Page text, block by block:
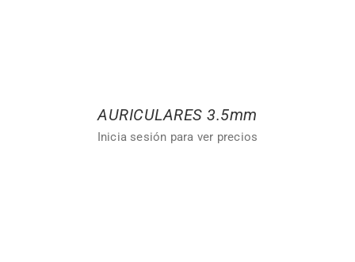
AURICULARES 3.5mm
Inicia sesión para ver precios